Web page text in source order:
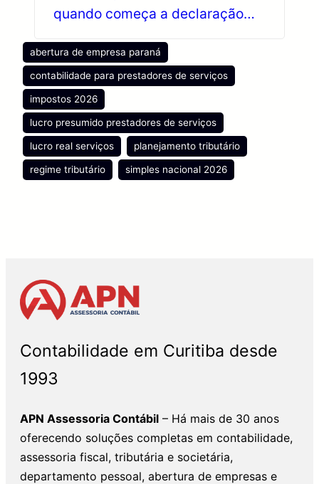
quando começa a declaração e
abertura de empresa paraná
contabilidade para prestadores de serviços
impostos 2026
lucro presumido prestadores de serviços
lucro real serviços planejamento tributário
regime tributário simples nacional 2026
Contabilidade em Curitiba desde
1993
APN Assessoria Contábil – Há mais de 30 anos
oferecendo soluções completas em contabilidade,
assessoria fiscal, tributária e societária,
departamento pessoal, abertura de empresas e